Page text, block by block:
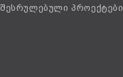
შესრულებული პროექტები